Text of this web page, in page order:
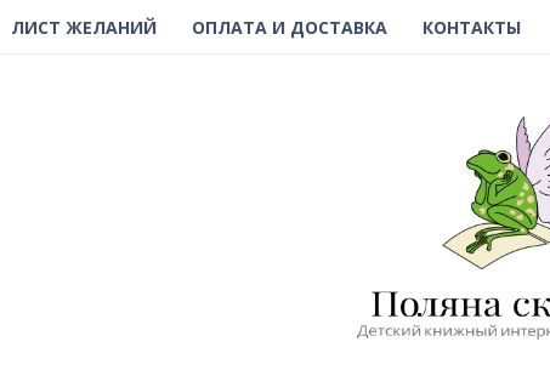
ЛИСТ ЖЕЛАНИЙ ОПЛАТА И ДОСТАВКА КОНТАКТЫ